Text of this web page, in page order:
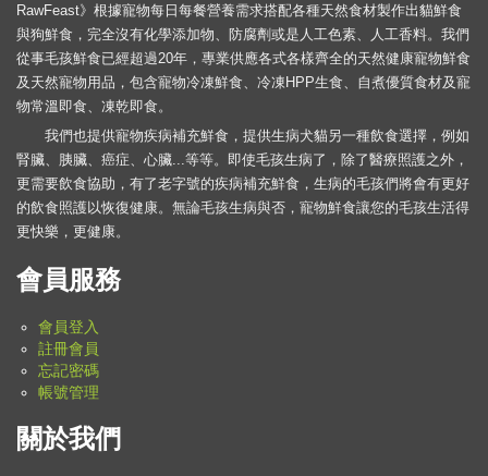
RawFeast》根據寵物每日每餐營養需求搭配各種天然食材製作出貓鮮食
與狗鮮食，完全沒有化學添加物、防腐劑或是人工色素、人工香料。我們
從事毛孩鮮食已經超過20年，專業供應各式各樣齊全的天然健康寵物鮮食
及天然寵物用品，包含寵物冷凍鮮食、冷凍HPP生食、自煮優質食材及寵
物常溫即食、凍乾即食。
我們也提供寵物疾病補充鮮食，提供生病犬貓另一種飲食選擇，例如
腎臟、胰臟、癌症、心臟...等等。即使毛孩生病了，除了醫療照護之外，
更需要飲食協助，有了老字號的疾病補充鮮食，生病的毛孩們將會有更好
的飲食照護以恢復健康。無論毛孩生病與否，寵物鮮食讓您的毛孩生活得
更快樂，更健康。
會員服務
會員登入
註冊會員
忘記密碼
帳號管理
關於我們